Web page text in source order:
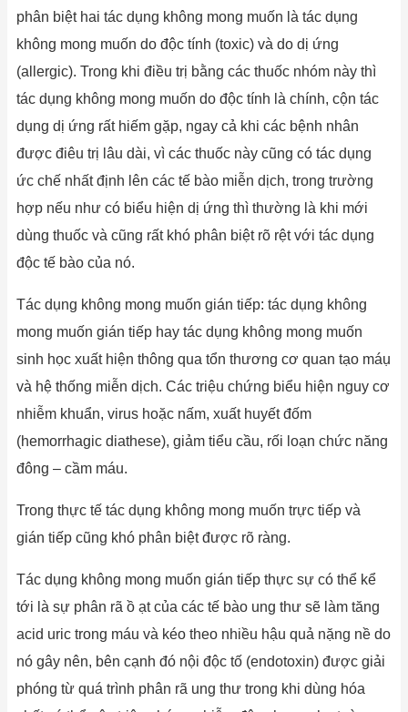
phân biệt hai tác dụng không mong muốn là tác dụng
không mong muốn do độc tính (toxic) và do dị ứng
(allergic). Trong khi điều trị bằng các thuốc nhóm này thì
tác dụng không mong muốn do độc tính là chính, cộn tác
dụng dị ứng rất hiếm gặp, ngay cả khi các bệnh nhân
được điêu trị lâu dài, vì các thuốc này cũng có tác dụng
ức chế nhất định lên các tế bào miễn dịch, trong trường
hợp nếu như có biểu hiện dị ứng thì thường là khi mới
dùng thuốc và cũng rất khó phân biệt rõ rệt với tác dụng
độc tế bào của nó.
Tác dụng không mong muốn gián tiếp: tác dụng không
mong muốn gián tiếp hay tác dụng không mong muốn
sinh học xuất hiện thông qua tổn thương cơ quan tạo máụ
và hệ thống miễn dịch. Các triệu chứng biểu hiện nguy cơ
nhiễm khuẩn, virus hoặc nấm, xuất huyết đốm
(hemorrhagic diathese), giảm tiểu cầu, rối loạn chức năng
đông – cầm máu.
Trong thực tế tác dụng không mong muốn trực tiếp và
gián tiếp cũng khó phân biệt được rõ ràng.
Tác dụng không mong muốn gián tiếp thực sự có thể kể
tới là sự phân rã ồ ạt của các tế bào ung thư sẽ làm tăng
acid uric trong máu và kéo theo nhiều hậu quả nặng nề do
nó gây nên, bên cạnh đó nội độc tố (endotoxin) được giải
phóng từ quá trình phân rã ung thư trong khi dùng hóa